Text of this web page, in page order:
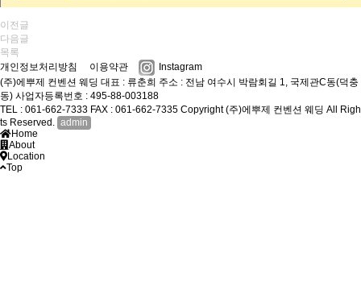
이전글
다음글
목록
개인정보처리방침
이용약관
Instagram
(주)에뿌제 컨벤션 웨딩 대표 : 류춘희 주소 : 전남 여수시 박람회길 1, 국제관C동(덕충
동) 사업자등록번호 : 495-88-003188
TEL : 061-662-7333 FAX : 061-662-7335 Copyright (주)에뿌제 컨벤션 웨딩 All Righ
ts Reserved.
admin
Home
About
Location
Top